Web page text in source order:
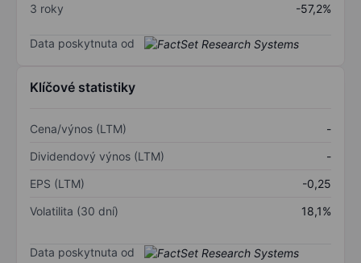
3 roky
-57,2%
Data poskytnuta od
Klíčové statistiky
Cena/výnos (LTM)
-
Dividendový výnos (LTM)
-
EPS (LTM)
-0,25
Volatilita (30 dní)
18,1%
Data poskytnuta od